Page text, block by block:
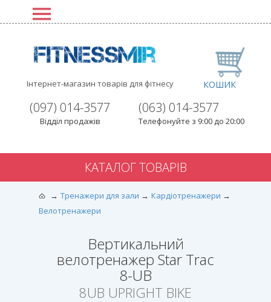
Інтернет-магазин товарів для фітнесу
(063) 014-3577
Телефонуйте з 9:00 до 20:00
(097) 014-3577
Відділ продажів
КОШИК
КАТАЛОГ ТОВАРІВ
Тренажери для зали
Кардіотренажери
Велотренажери
Вертикальний
велотренажер Star Trac
8-UB
8UB UPRIGHT BIKE